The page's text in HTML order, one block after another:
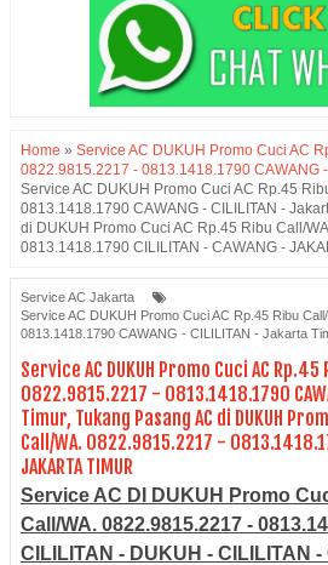
Home » Service AC DUKUH Promo Cuci AC
0822.9815.2217 - 0813.1418.1790 CAWANG
Service AC DUKUH Promo Cuci AC Rp.45
0813.1418.1790 CAWANG - CILILITAN -
di DUKUH Promo Cuci AC Rp.45 Ribu Call/
0813.1418.1790 CILILITAN - CAWANG -
Service AC Jakarta
Service AC DUKUH Promo Cuci AC Rp.45 Ribu
0813.1418.1790 CAWANG - CILILITAN - Jakarta
Service AC DUKUH Promo Cuci AC Rp.45
0822.9815.2217 - 0813.1418.1790
Timur, Tukang Pasang AC di DUKUH
Call/WA. 0822.9815.2217 -
JAKARTA TIMUR
Service AC DI DUKUH Promo
Call/WA. 0822.9815.2217 -
CILILITAN - DUKUH - CILILITAN -